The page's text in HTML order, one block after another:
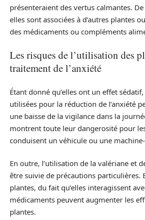
présenteraient des vertus calmantes.
elles sont associées à d’autres plantes
des médicaments ou compléments
Les risques de l’utilisation des
traitement de l’anxiété
Étant donné qu’elles ont un effet
utilisées pour la réduction de l’anxiété
une baisse de la vigilance dans la
montrent toute leur dangerosité pour
conduisent un véhicule ou une
En outre, l’utilisation de la valériane et
être suivie de précautions particulières.
plantes, du fait qu’elles interagissent
médicaments peuvent augmenter les
plantes.